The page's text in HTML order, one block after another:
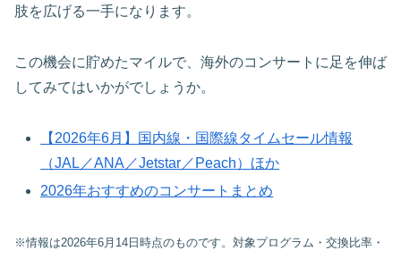
肢を広げる一手になります。
この機会に貯めたマイルで、海外のコンサートに足を伸ば
してみてはいかがでしょうか。
【2026年6月】国内線・国際線タイムセール情報
（JAL／ANA／Jetstar／Peach）ほか
2026年おすすめのコンサートまとめ
※情報は2026年6月14日時点のものです。対象プログラム・交換比率・